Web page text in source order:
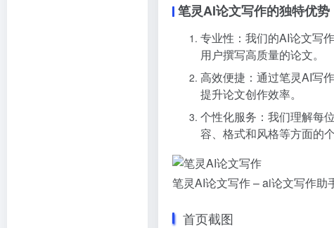
笔灵AI论文写作的独特优势
专业性：我们的AI论文写
用户撰写高质量的论文。
高效便捷：通过笔灵AI写作
提升论文创作效率。
个性化服务：我们理解每
容、格式和风格等方面的个
笔灵AI论文写作 – ai论文写作助
首页截图